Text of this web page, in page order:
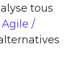
tous
/